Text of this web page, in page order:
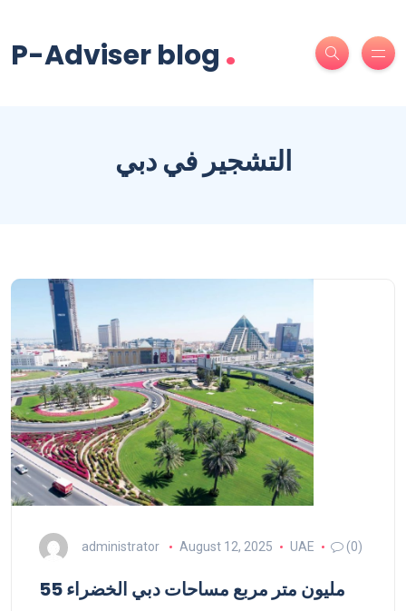
P-Adviser blog .
التشجير في دبي
administrator August 12, 2025 UAE (0)
55 مليون متر مربع مساحات دبي الخضراء